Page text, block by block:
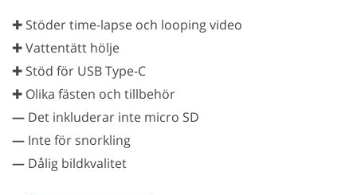
✚ Stöder time-lapse och looping video
✚ Vattentätt hölje
✚ Stöd för USB Type-C
✚ Olika fästen och tillbehör
— Det inkluderar inte micro SD
— Inte för snorkling
— Dålig bildkvalitet